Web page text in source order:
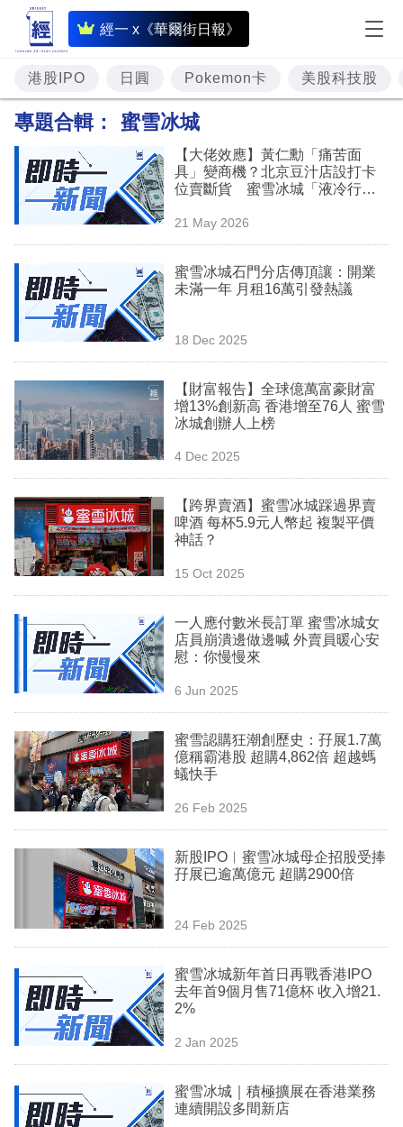
經一 x《華爾街日報》
即
時
財
經
投
資
理
商
業
科
技
職
場
生
事
欄
訂
閱
區
港股IPO 日圓 Pokemon卡 美股科技股
專題合輯： 蜜雪冰城
【大佬效應】黃仁勳「痛苦面
具」變商機？北京豆汁店設打卡
位賣斷貨 蜜雪冰城「液冷行
21 May 2026
蜜雪冰城石門分店傳頂讓：開業
未滿一年 月租16萬引發熱議
18 Dec 2025
【財富報告】全球億萬富豪財富
增13%創新高 香港增至76人 蜜雪
冰城創辦人上榜
4 Dec 2025
【跨界賣酒】蜜雪冰城踩過界賣
啤酒 每杯5.9元人幣起 複製平價
神話？
15 Oct 2025
一人應付數米長訂單 蜜雪冰城女
店員崩潰邊做邊喊 外賣員暖心安
慰：你慢慢來
6 Jun 2025
蜜雪認購狂潮創歷史：孖展1.7萬
億稱霸港股 超購4,862倍 超越螞
蟻快手
26 Feb 2025
新股IPO︳蜜雪冰城母企招股受捧
孖展已逾萬億元 超購2900倍
24 Feb 2025
蜜雪冰城新年首日再戰香港IPO
去年首9個月售71億杯 收入增21.
2%
2 Jan 2025
蜜雪冰城｜積極擴展在香港業務
連續開設多間新店